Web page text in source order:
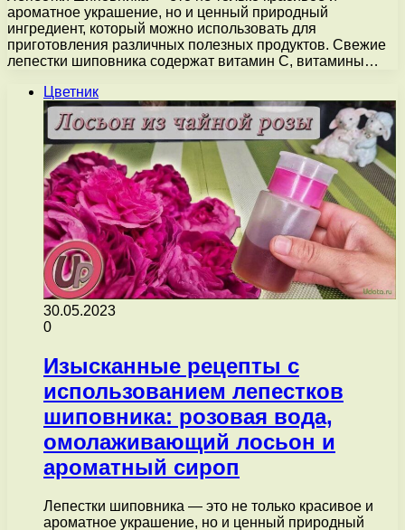
ароматное украшение, но и ценный природный
ингредиент, который можно использовать для
приготовления различных полезных продуктов. Свежие
лепестки шиповника содержат витамин С, витамины…
Цветник
30.05.2023
0
Изысканные рецепты с
использованием лепестков
шиповника: розовая вода,
омолаживающий лосьон и
ароматный сироп
Лепестки шиповника — это не только красивое и
ароматное украшение, но и ценный природный